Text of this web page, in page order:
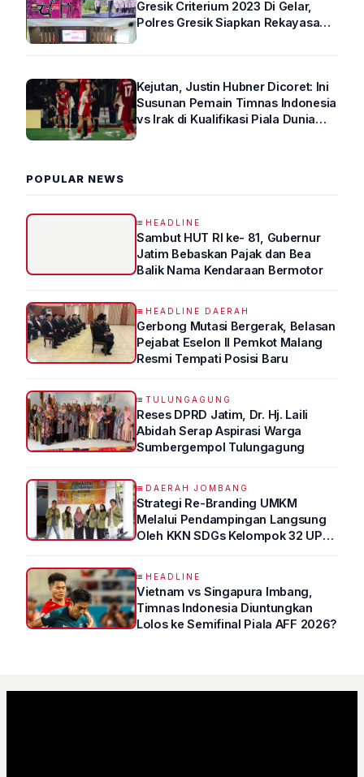
Gresik Criterium 2023 Di Gelar,
Polres Gresik Siapkan Rekayasa
Kejutan, Justin Hubner Dicoret: Ini
Susunan Pemain Timnas Indonesia
vs Irak di Kualifikasi Piala Dunia
POPULAR NEWS
HEADLINE
Sambut HUT RI ke- 81, Gubernur
Jatim Bebaskan Pajak dan Bea
Balik Nama Kendaraan Bermotor
HEADLINE DAERAH
Gerbong Mutasi Bergerak, Belasan
Pejabat Eselon II Pemkot Malang
Resmi Tempati Posisi Baru
TULUNGAGUNG
Reses DPRD Jatim, Dr. Hj. Laili
Abidah Serap Aspirasi Warga
Sumbergempol Tulungagung
DAERAH JOMBANG
Strategi Re-Branding UMKM
Melalui Pendampingan Langsung
Oleh KKN SDGs Kelompok 32 UPN
HEADLINE
Vietnam vs Singapura Imbang,
Timnas Indonesia Diuntungkan
Lolos ke Semifinal Piala AFF 2026?